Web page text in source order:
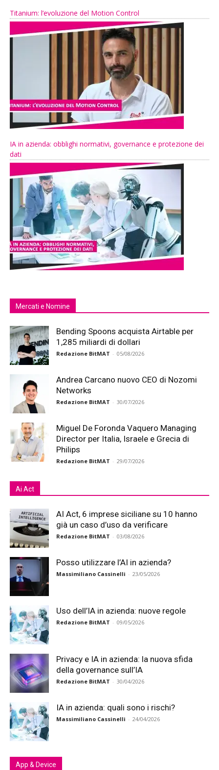
Titanium: l’evoluzione del Motion Control
IA in azienda: obblighi normativi, governance e protezione dei
dati
Mercati e Nomine
Bending Spoons acquista Airtable per
1,285 miliardi di dollari
Redazione BitMAT - 05/08/2026
Andrea Carcano nuovo CEO di Nozomi
Networks
Redazione BitMAT - 30/07/2026
Miguel De Foronda Vaquero Managing
Director per Italia, Israele e Grecia di
Philips
Redazione BitMAT - 29/07/2026
Ai Act
AI Act, 6 imprese siciliane su 10 hanno
già un caso d’uso da verificare
Redazione BitMAT - 03/08/2026
Posso utilizzare l’AI in azienda?
Massimiliano Cassinelli - 23/05/2026
Uso dell’IA in azienda: nuove regole
Redazione BitMAT - 09/05/2026
Privacy e IA in azienda: la nuova sfida
della governance sull’IA
Redazione BitMAT - 30/04/2026
IA in azienda: quali sono i rischi?
Massimiliano Cassinelli - 24/04/2026
App & Device